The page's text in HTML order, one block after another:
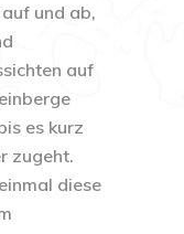
und ab,
auf
es kurz
zugeht.
diese